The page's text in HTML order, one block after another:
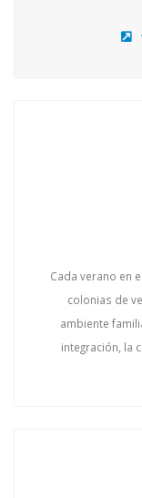
Cada verano en
colonias de
ambiente
integración, la